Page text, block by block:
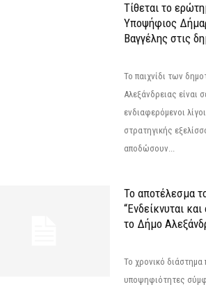
Τίθεται το
Υποψήφιος
Βαγγέλης στις
Το παιχνίδι των
Αλεξάνδρειας είναι
ενδιαφερόμενοι
στρατηγικής
αποδώσουν...
Το αποτέλεσμα
“Ενδείκνυται
το Δήμο
Το χρονικό διάστημα
υποψηφιότητες